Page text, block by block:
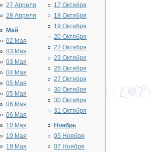
27 Апреля
28 Апреля
Май
02 Мая
03 Мая
03 Мая
04 Мая
05 Мая
05 Мая
06 Мая
06 Мая
10 Мая
10 Мая
19 Мая
17 Октября
18 Октября
19 Октября
20 Октября
22 Октября
23 Октября
26 Октября
27 Октября
30 Октября
30 Октября
31 Октября
Ноябрь
05 Ноября
07 Ноября